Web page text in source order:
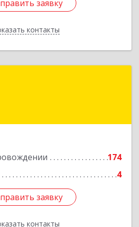
заявку
контакты
заявку
Назад
174
4
заявку
контакты
Осетия - Алания Респ,
Подробнее
заявку
Назад